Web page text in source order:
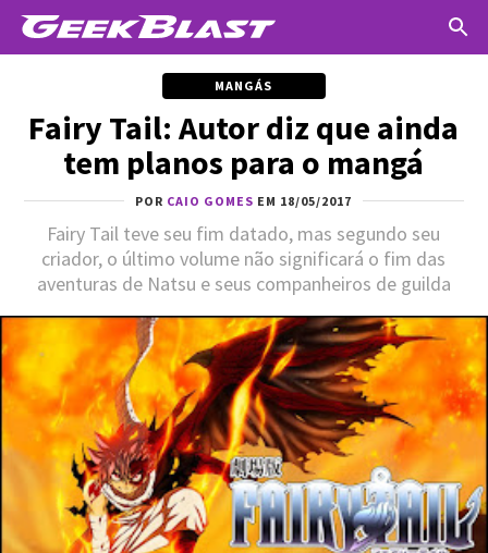
MANGÁS
Fairy Tail: Autor diz que ainda
tem planos para o mangá
POR CAIO GOMES EM 18/05/2017
Fairy Tail teve seu fim datado, mas segundo seu
criador, o último volume não significará o fim das
aventuras de Natsu e seus companheiros de guilda